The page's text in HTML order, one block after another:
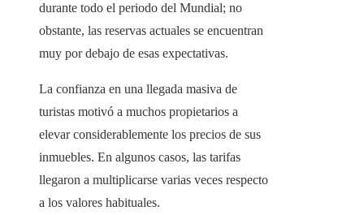
durante todo el periodo del Mundial; no
obstante, las reservas actuales se encuentran
muy por debajo de esas expectativas.
La confianza en una llegada masiva de
turistas motivó a muchos propietarios a
elevar considerablemente los precios de sus
inmuebles. En algunos casos, las tarifas
llegaron a multiplicarse varias veces respecto
a los valores habituales.